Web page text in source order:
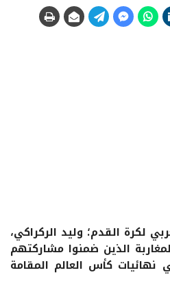
لكرة القدم؛ وليد الركراكي،
الذين ضمنوا مشاركتهم
كأس العالم المقامة